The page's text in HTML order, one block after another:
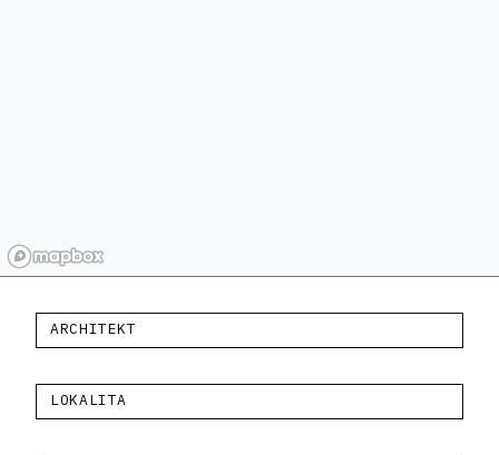
ARCHITEKT
LOKALITA